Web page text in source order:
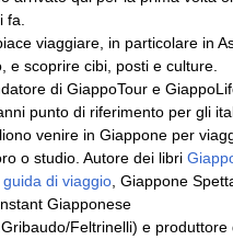
fa.
viaggiare, in particolare in
e scoprire cibi, posti e culture.
di GiappoTour e
punto di riferimento per gli
venire in Giappone per
o studio. Autore dei libri
guida di viaggio , Giappone
Giapponese
Feltrinelli) e produttore